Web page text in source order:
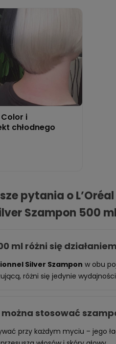
i
chłodnego
pytania o
Szampon 500
ml różni się
Silver Szampon w obu
różni się jedynie
stosować
przy każdym myciu – jego